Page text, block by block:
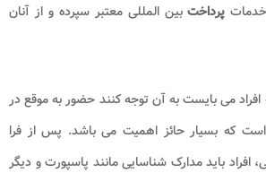
پرداختبین المللی معتبر سپرده و از آنان
افراد می بایست به آن توجه کنند حضور به موقع در
است که بسیار حائز اهمیت می باشد. پس از فرا
افراد باید مدارک شناسایی مانند پاسپورت و دیگر